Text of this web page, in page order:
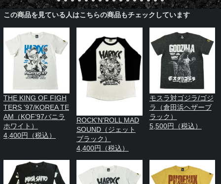
この商品を見ている人はこちらの商品もチェックしています
THE KING OF FIGH
TERS '97/KOREA TE
AM（KOF’97バニラ
ホワイト）
4,400円（税込）
ROCK'N'ROLL MAD
SOUND（ジェット
ブラック）
4,400円（税込）
モスラ対ゴジラ/ゴジ
ラ（倉田浜ヘザーブ
ラック）
5,500円（税込）